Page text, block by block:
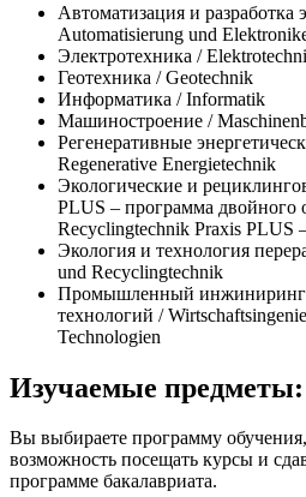
Автоматизация и разработка
Automatisierung und
Электротехника /
Геотехника / Geotechnik
Информатика / Informatik
Машиностроение /
Регенеративные
Regenerative Energietechnik
Экологические и
PLUS – программа двойного
Recyclingtechnik Praxis PLUS
Экология и технология
und Recyclingtechnik
Промышленный инжиниринг
технологий /
Technologien
Изучаемые предметы:
Вы выбираете программу обучения,
возможность посещать курсы и
программе бакалавриата.